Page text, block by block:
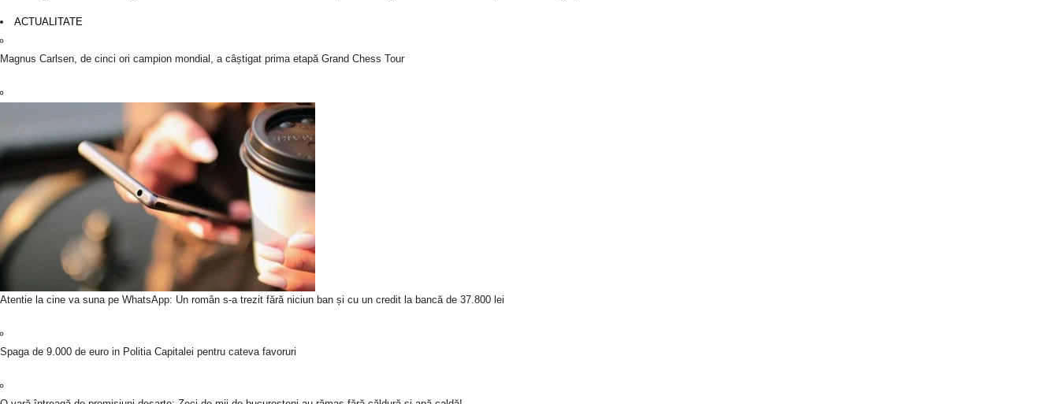
ACTUALITATE
Magnus Carlsen, de cinci ori campion mondial, a câștigat prima etapă Grand Chess Tour
Atentie la cine va suna pe WhatsApp: Un român s-a trezit fără niciun ban și cu un credit la bancă de 37.800 lei
Spaga de 9.000 de euro in Politia Capitalei pentru cateva favoruri